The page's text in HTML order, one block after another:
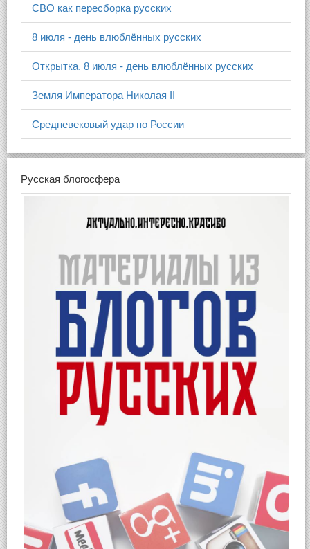
СВО как пересборка русских
8 июля - день влюблённых русских
Открытка. 8 июля - день влюблённых русских
Земля Императора Николая II
Средневековый удар по России
Русская блогосфера